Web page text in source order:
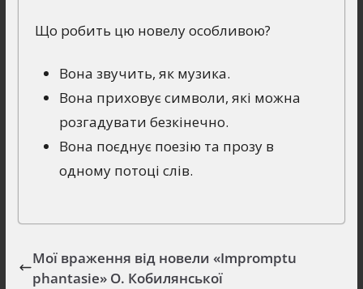
Що робить цю новелу особливою?
Вона звучить, як музика.
Вона приховує символи, які можна
розгадувати безкінечно.
Вона поєднує поезію та прозу в
одному потоці слів.
Мої враження від новели «Impromptu
phantasie» О. Кобилянської